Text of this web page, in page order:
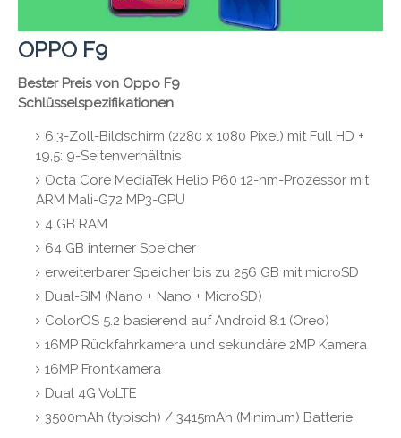
OPPO F9
Bester Preis von Oppo F9
Schlüsselspezifikationen
6,3-Zoll-Bildschirm (2280 x 1080 Pixel) mit Full HD +
19,5: 9-Seitenverhältnis
Octa Core MediaTek Helio P60 12-nm-Prozessor mit
ARM Mali-G72 MP3-GPU
4 GB RAM
64 GB interner Speicher
erweiterbarer Speicher bis zu 256 GB mit microSD
Dual-SIM (Nano + Nano + MicroSD)
ColorOS 5.2 basierend auf Android 8.1 (Oreo)
16MP Rückfahrkamera und sekundäre 2MP Kamera
16MP Frontkamera
Dual 4G VoLTE
3500mAh (typisch) / 3415mAh (Minimum) Batterie